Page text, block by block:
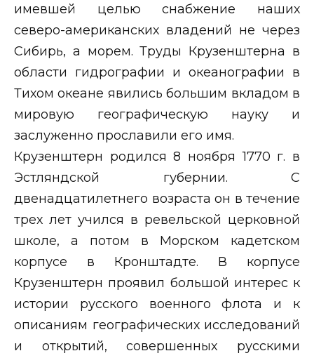
имевшей целью снабжение наших
северо-американских владений не через
Сибирь, а морем. Труды Крузенштерна в
области гидрографии и океанографии в
Тихом океане явились большим вкладом в
мировую географическую науку и
заслуженно прославили его имя.
Крузенштерн родился 8 ноября 1770 г. в
Эстляндской губернии. С
двенадцатилетнего возраста он в течение
трех лет учился в ревельской церковной
школе, а потом в Морском кадетском
корпусе в Кронштадте. В корпусе
Крузенштерн проявил большой интерес к
истории русского военного флота и к
описаниям географических исследований
и открытий, совершенных русскими